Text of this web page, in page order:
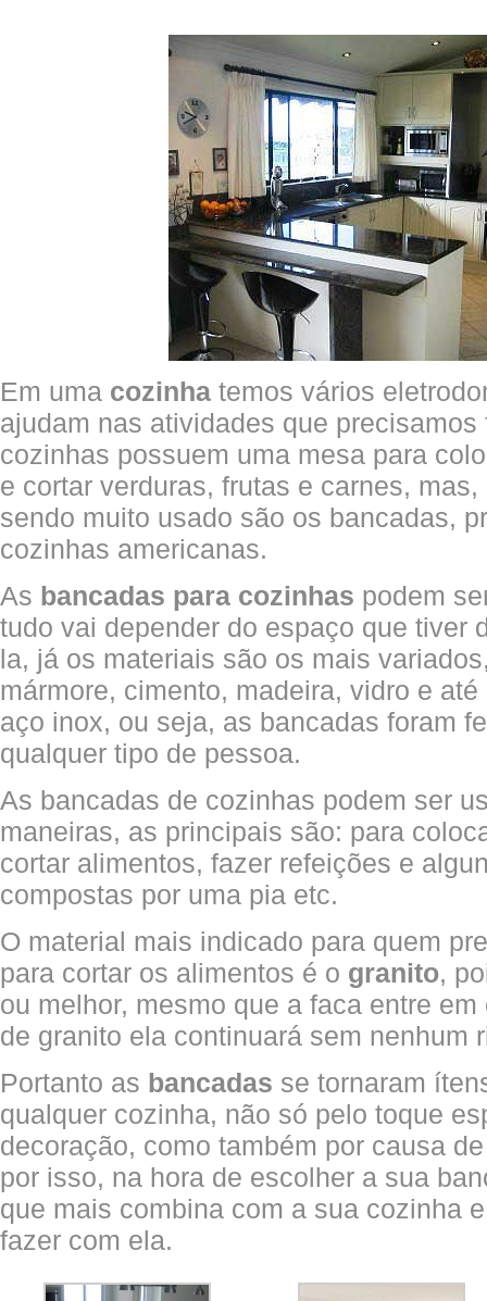
Em uma cozinha temos vários
ajudam nas atividades que
cozinhas possuem uma mesa para
e cortar verduras, frutas e carnes,
sendo muito usado são os bancadas,
cozinhas americanas.
As bancadas para cozinhas podem
tudo vai depender do espaço que tiver
la, já os materiais são os mais
mármore, cimento, madeira, vidro e
aço inox, ou seja, as bancadas foram
qualquer tipo de pessoa.
As bancadas de cozinhas podem ser
maneiras, as principais são: para
cortar alimentos, fazer refeições e
compostas por uma pia etc.
O material mais indicado para quem
para cortar os alimentos é o granito,
ou melhor, mesmo que a faca entre
de granito ela continuará sem nenhum
Portanto as bancadas se tornaram
qualquer cozinha, não só pelo toque
decoração, como também por causa
por isso, na hora de escolher a sua
que mais combina com a sua cozinha
fazer com ela.